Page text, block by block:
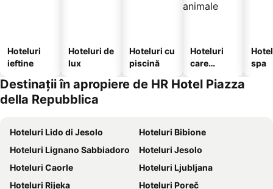
Hoteluri
ieftine
Hoteluri de
lux
Hoteluri cu
piscină
Hoteluri
care
animale
spa
Destinații în apropiere de HR Hotel Piazza
della Repubblica
Hoteluri Lido di Jesolo
Hoteluri Bibione
Hoteluri Lignano Sabbiadoro
Hoteluri Jesolo
Hoteluri Caorle
Hoteluri Ljubljana
Hoteluri Rijeka
Hoteluri Poreč